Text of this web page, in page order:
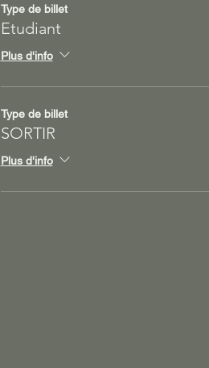
Type de billet
Etudiant
Plus d'info
Type de billet
SORTIR
Plus d'info